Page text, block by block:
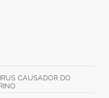
CAUSADOR DO